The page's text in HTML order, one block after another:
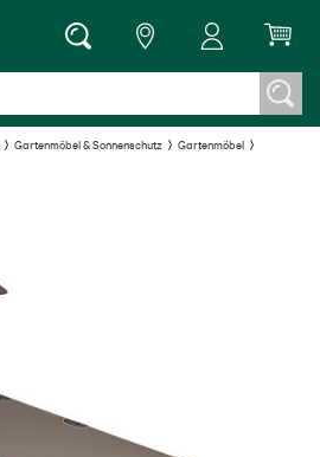
Gartenmöbel & Sonnenschutz
Gartenmöbel